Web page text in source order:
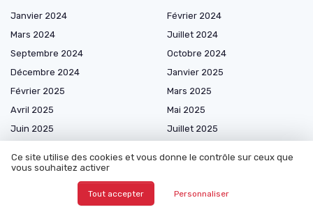
Janvier 2024
Février 2024
Mars 2024
Juillet 2024
Septembre 2024
Octobre 2024
Décembre 2024
Janvier 2025
Février 2025
Mars 2025
Avril 2025
Mai 2025
Juin 2025
Juillet 2025
Octobre 2025
Décembre 2025
Ce site utilise des cookies et vous donne le contrôle sur ceux que
vous souhaitez activer
Tout accepter Personnaliser